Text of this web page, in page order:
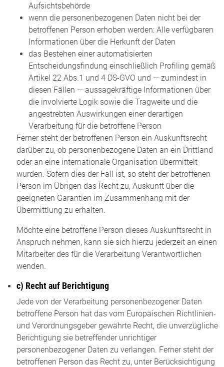
Aufsichtsbehörde
wenn die personenbezogenen Daten nicht bei der
betroffenen Person erhoben werden: Alle verfügbaren
Informationen über die Herkunft der Daten
das Bestehen einer automatisierten
Entscheidungsfindung einschließlich Profiling gemäß
Artikel 22 Abs.1 und 4 DS-GVO und — zumindest in
diesen Fällen — aussagekräftige Informationen über
die involvierte Logik sowie die Tragweite und die
angestrebten Auswirkungen einer derartigen
Verarbeitung für die betroffene Person
Ferner steht der betroffenen Person ein Auskunftsrecht
darüber zu, ob personenbezogene Daten an ein Drittland
oder an eine internationale Organisation übermittelt
wurden. Sofern dies der Fall ist, so steht der betroffenen
Person im Übrigen das Recht zu, Auskunft über die
geeigneten Garantien im Zusammenhang mit der
Übermittlung zu erhalten.
Möchte eine betroffene Person dieses Auskunftsrecht in
Anspruch nehmen, kann sie sich hierzu jederzeit an einen
Mitarbeiter des für die Verarbeitung Verantwortlichen
wenden.
c) Recht auf Berichtigung
Jede von der Verarbeitung personenbezogener Daten
betroffene Person hat das vom Europäischen Richtlinien-
und Verordnungsgeber gewährte Recht, die unverzügliche
Berichtigung sie betreffender unrichtiger
personenbezogener Daten zu verlangen. Ferner steht der
betroffenen Person das Recht zu, unter Berücksichtigung